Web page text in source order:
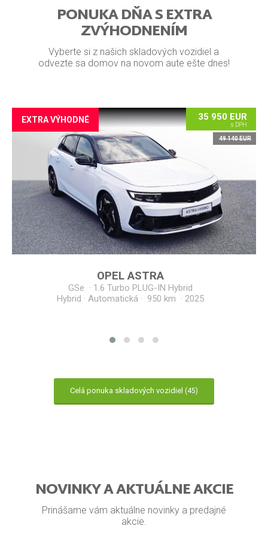
PONUKA DŇA S EXTRA
ZVÝHODNENÍM
Vyberte si z našich skladových vozidiel a
odvezte sa domov na novom aute ešte dnes!
49 140 EUR
35 950 EUR
s DPH
EXTRA VÝHODNÉ
OPEL ASTRA
GSe · 1.6 Turbo PLUG-IN Hybrid
Hybrid · Automatická · 950 km · 2025
Celá ponuka skladových vozidiel (45)
NOVINKY A AKTUÁLNE AKCIE
Prinášame vám aktuálne novinky a predajné
akcie.